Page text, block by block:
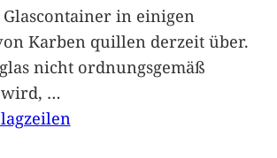
in einigen
Karben quillen derzeit über.
nicht ordnungsgemäß
…